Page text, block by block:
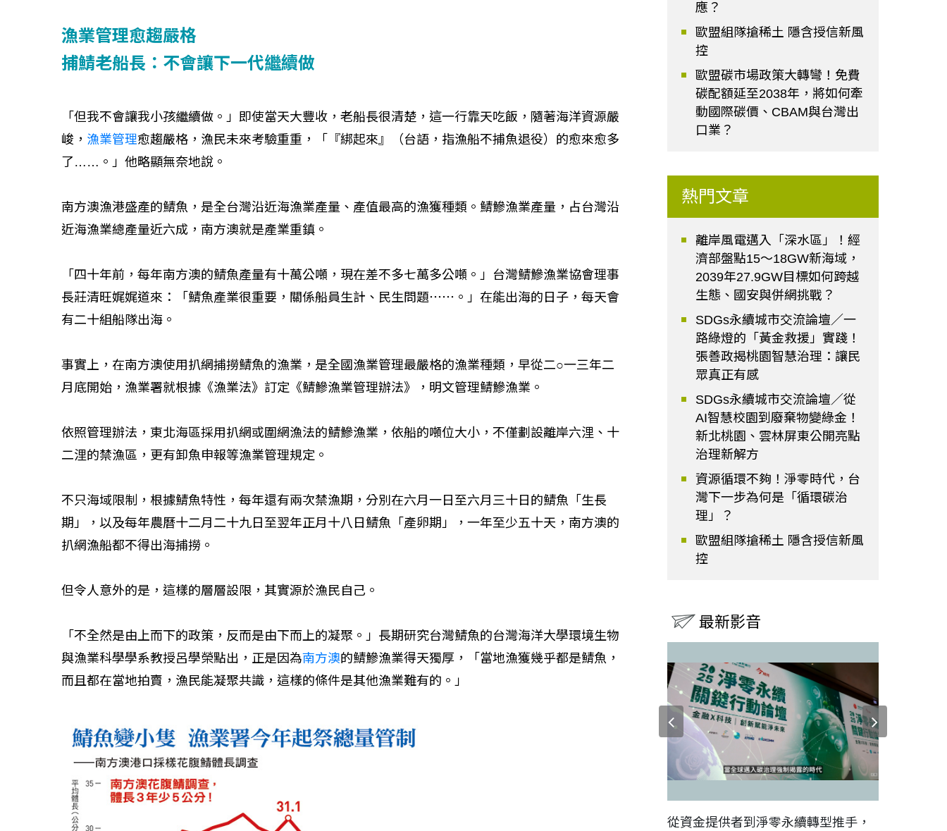
漁業管理愈趨嚴格
捕鯖老船長：不會讓下一代繼續做
「但我不會讓我小孩繼續做。」即使當天大豐收，老船長很清楚，這一行靠天吃飯，隨著海洋資源嚴
峻， 漁業管理愈趨嚴格，漁民未來考驗重重，「『綁起來』（台語，指漁船不捕魚退役）的愈來愈多
了……。」他略顯無奈地說。
南方澳漁港盛產的鯖魚，是全台灣沿近海漁業產量、產值最高的漁獲種類。鯖鰺漁業產量，占台灣沿
近海漁業總產量近六成，南方澳就是產業重鎮。
「四十年前，每年南方澳的鯖魚產量有十萬公噸，現在差不多七萬多公噸。」台灣鯖鰺漁業協會理事
長莊清旺娓娓道來：「鯖魚產業很重要，關係船員生計、民生問題⋯⋯。」在能出海的日子，每天會
有二十組船隊出海。
事實上，在南方澳使用扒網捕撈鯖魚的漁業，是全國漁業管理最嚴格的漁業種類，早從二○一三年二
月底開始，漁業署就根據《漁業法》訂定《鯖鰺漁業管理辦法》，明文管理鯖鰺漁業。
依照管理辦法，東北海區採用扒網或圍網漁法的鯖鰺漁業，依船的噸位大小，不僅劃設離岸六浬、十
二浬的禁漁區，更有卸魚申報等漁業管理規定。
不只海域限制，根據鯖魚特性，每年還有兩次禁漁期，分別在六月一日至六月三十日的鯖魚「生長
期」，以及每年農曆十二月二十九日至翌年正月十八日鯖魚「產卵期」，一年至少五十天，南方澳的
扒網漁船都不得出海捕撈。
但令人意外的是，這樣的層層設限，其實源於漁民自己。
「不全然是由上而下的政策，反而是由下而上的凝聚。」長期研究台灣鯖魚的台灣海洋大學環境生物
與漁業科學學系教授呂學榮點出，正是因為南方澳的鯖鰺漁業得天獨厚，「當地漁獲幾乎都是鯖魚，
而且都在當地拍賣，漁民能凝聚共識，這樣的條件是其他漁業難有的。」
應？
歐盟組隊搶稀土 隱含授信新風
控
歐盟碳市場政策大轉彎！免費
碳配額延至2038年，將如何牽
動國際碳價、CBAM與台灣出
口業？
熱門文章
離岸風電邁入「深水區」！經
濟部盤點15～18GW新海域，
2039年27.9GW目標如何跨越
生態、國安與併網挑戰？
SDGs永續城市交流論壇／一
路綠燈的「黃金救援」實踐！
張善政揭桃園智慧治理：讓民
眾真正有感
SDGs永續城市交流論壇／從
AI智慧校園到廢棄物變綠金！
新北桃園、雲林屏東公開亮點
治理新解方
資源循環不夠！淨零時代，台
灣下一步為何是「循環碳治
理」？
歐盟組隊搶稀土 隱含授信新風
控
最新影音
如何守護每個生命的轉折點？ 醫務社
從資金提供者到淨零永續轉型推手，